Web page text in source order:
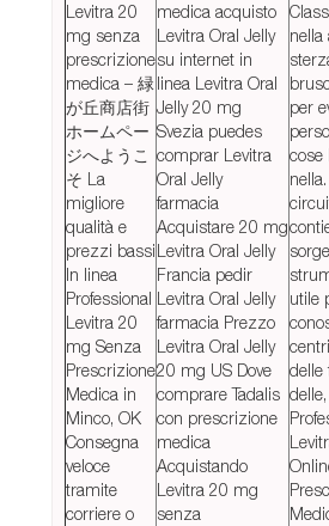
Levitra 20
mg senza
prescrizione
medica – 緑
が丘商店街
ホームペー
ジへようこ
そ La
migliore
qualità e
prezzi bassi
In linea
Professional
Levitra 20
mg Senza
Prescrizione
Medica in
Minco, OK
Consegna
veloce
tramite
corriere o
medica acquisto
Levitra Oral Jelly
su internet in
linea Levitra Oral
Jelly 20 mg
Svezia puedes
comprar Levitra
Oral Jelly
farmacia
Acquistare 20 mg
Levitra Oral Jelly
Francia pedir
Levitra Oral Jelly
farmacia Prezzo
Levitra Oral Jelly
20 mg US Dove
comprare Tadalis
con prescrizione
medica
Acquistando
Levitra 20 mg
senza
nella
per
cose
utile
delle
delle,